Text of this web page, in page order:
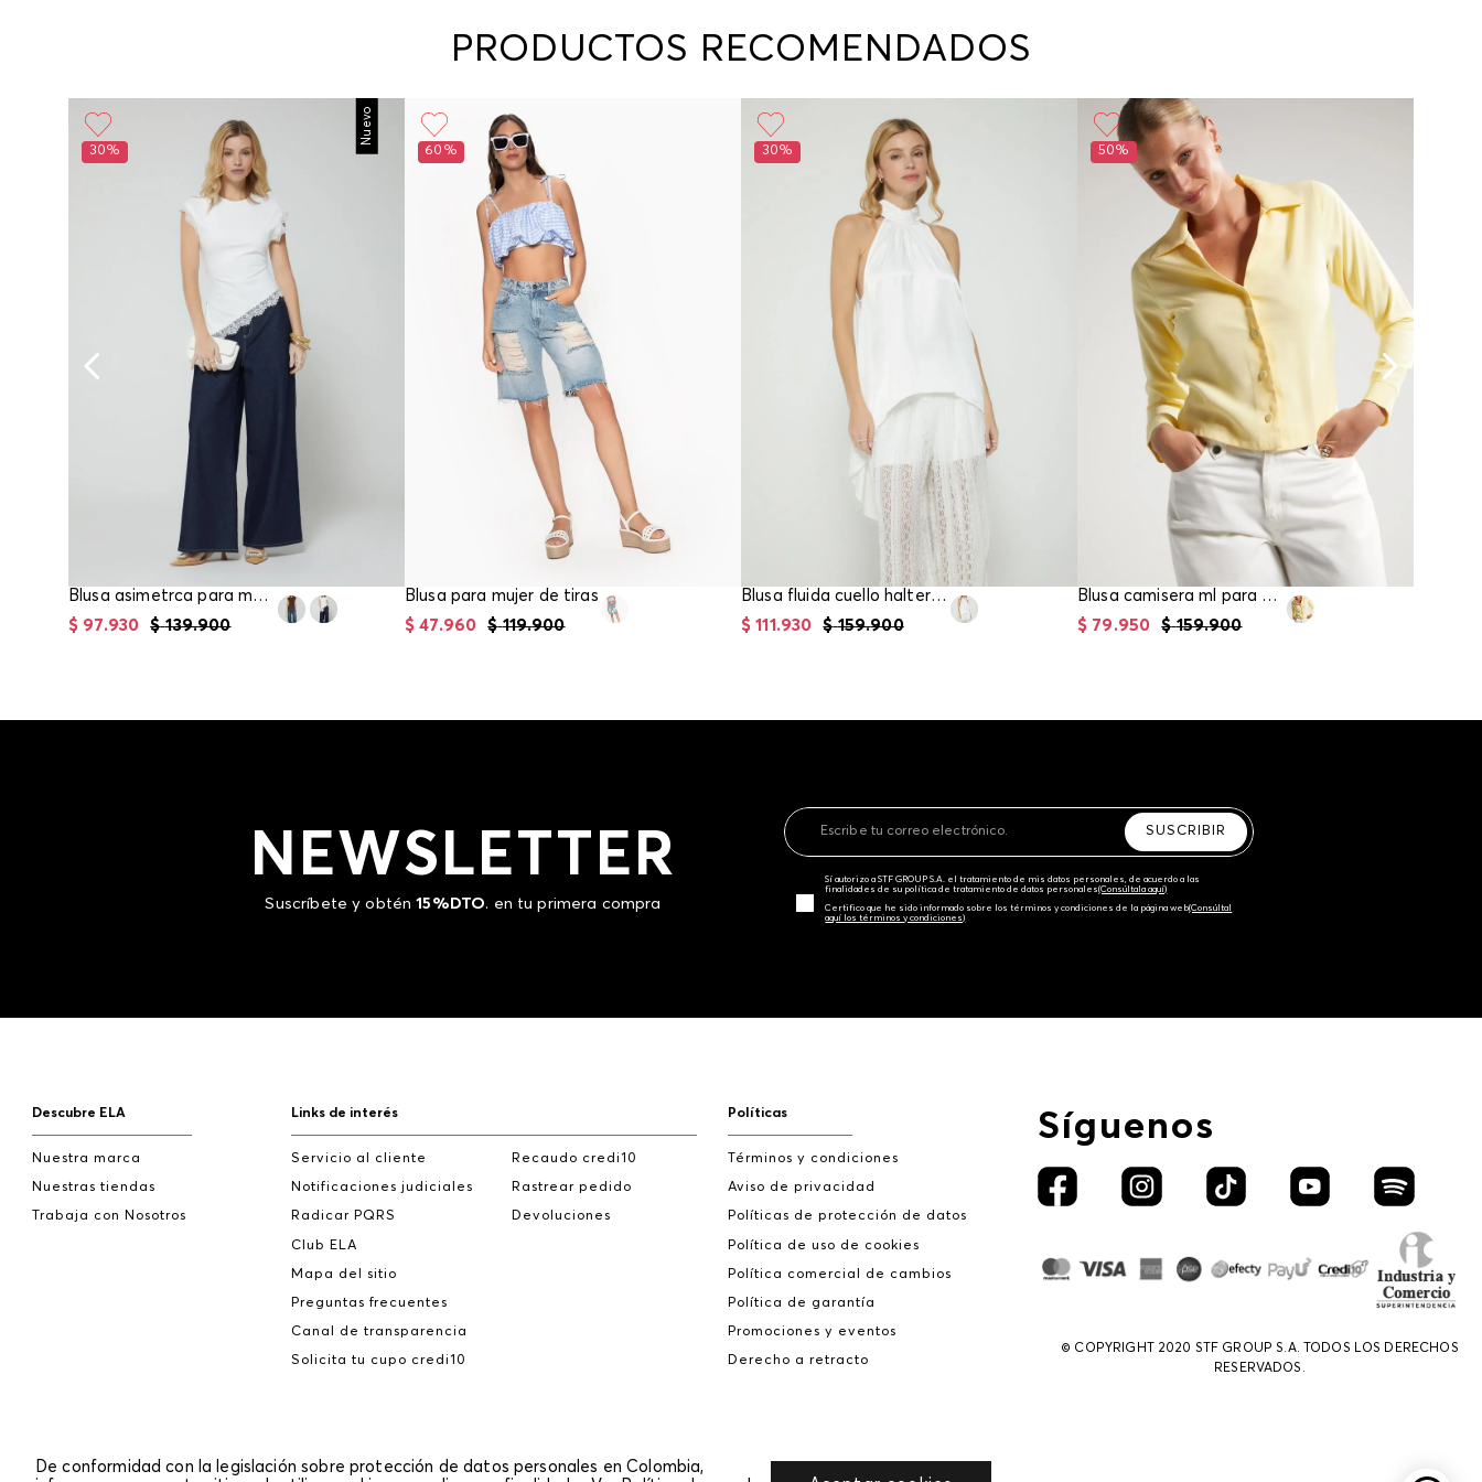
programará la recogida del producto en la dirección
PRODUCTOS RECOMENDADOS
Nuevo
30%
Blusa asimetrca para mujer
$ 139.900
$ 97.930
60%
Blusa para mujer de tiras
$ 119.900
$ 47.960
30%
Blusa fluida cuello halter para mujer
$ 159.900
$ 111 .930
50%
Blusa camisera ml para mujer
$ 159.900
$ 79.950
NEWSLETTER
Suscríbete y obtén15%DTO. en tu primera compra
SUSCRIBIR
Sí autorizo a STF GROUP S.A. el tratamiento de mis datos personales, de acuerdo a las
finalidades de su política de tratamiento de datos personales‎(Consúltala aquí)
Certifico que he sido informado sobre los términos y condiciones de la página web‎(Consúltal
aquí los términos y condiciones)
Síguenos
© COPYRIGHT 2020 STF GROUP S.A. TODOS LOS DERECHOS
RESERVADOS.
Descubre ELA
Nuestra marca
Nuestras tiendas
Trabaja con Nosotros
Links de interés
Servicio al cliente
Notificaciones judiciales
Radicar PQRS
Club ELA
Mapa del sitio
Preguntas frecuentes
Canal de transparencia
Solicita tu cupo credi10
Recaudo credi10
Rastrear pedido
Devoluciones
Políticas
Términos y condiciones
Aviso de privacidad
Políticas de protección de datos
Política de uso de cookies
Política comercial de cambios
Política de garantía
Promociones y eventos
Derecho a retracto
De conformidad con la legislación sobre protección de datos personales en Colombia,